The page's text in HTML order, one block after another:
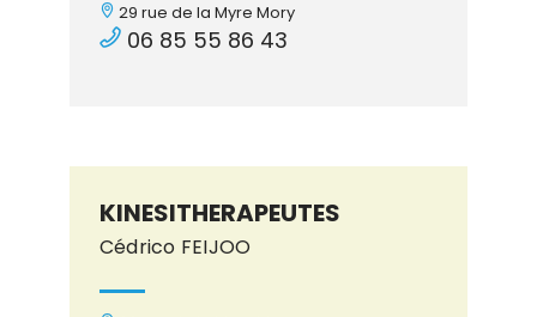
29 rue de la Myre Mory
06 85 55 86 43
KINESITHERAPEUTES
Cédrico FEIJOO